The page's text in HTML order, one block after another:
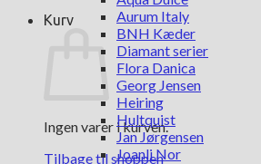
Kurv
Ingen varer i kurven.
Tilbage til shoppen
Aurum Italy
BNH Kæder
Diamant serier
Flora Danica
Georg Jensen
Heiring
Hultquist
Jan Jørgensen
Joanli Nor